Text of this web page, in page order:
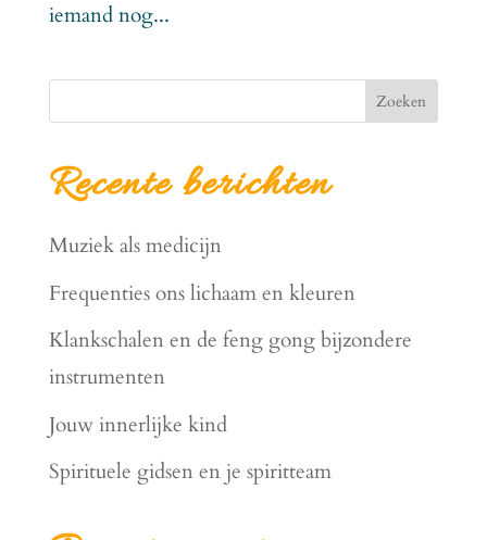
iemand nog...
Zoeken
Recente berichten
Muziek als medicijn
Frequenties ons lichaam en kleuren
Klankschalen en de feng gong bijzondere
instrumenten
Jouw innerlijke kind
Spirituele gidsen en je spiritteam